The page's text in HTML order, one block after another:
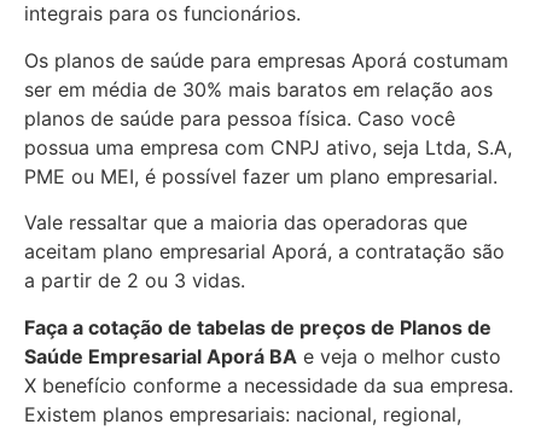
integrais para os funcionários.
Os planos de saúde para empresas Aporá costumam
ser em média de 30% mais baratos em relação aos
planos de saúde para pessoa física. Caso você
possua uma empresa com CNPJ ativo, seja Ltda, S.A,
PME ou MEI, é possível fazer um plano empresarial.
Vale ressaltar que a maioria das operadoras que
aceitam plano empresarial Aporá, a contratação são
a partir de 2 ou 3 vidas.
Faça a cotação de tabelas de preços de Planos de
Saúde Empresarial Aporá BA e veja o melhor custo
X benefício conforme a necessidade da sua empresa.
Existem planos empresariais: nacional, regional,